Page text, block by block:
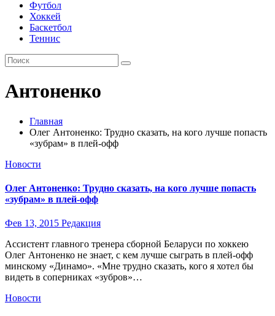
Футбол
Хоккей
Баскетбол
Теннис
Антоненко
Главная
Олег Антоненко: Трудно сказать, на кого лучше попасть
«зубрам» в плей-офф
Новости
Олег Антоненко: Трудно сказать, на кого лучше попасть
«зубрам» в плей-офф
Фев 13, 2015 Редакция
Ассистент главного тренера сборной Беларуси по хоккею
Олег Антоненко не знает, с кем лучше сыграть в плей-офф
минскому «Динамо». «Мне трудно сказать, кого я хотел бы
видеть в соперниках «зубров»…
Новости